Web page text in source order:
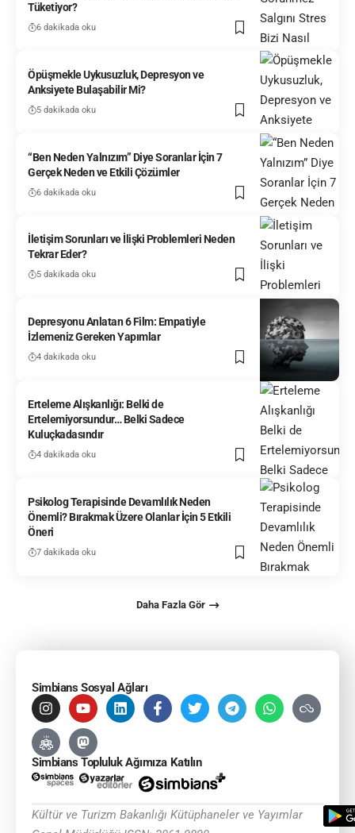
Tüketiyor?
6 dakikada oku
Öpüşmekle Uykusuzluk, Depresyon ve
Anksiyete Bulaşabilir Mi?
5 dakikada oku
“Ben Neden Yalnızım” Diye Soranlar İçin 7
Gerçek Neden ve Etkili Çözümler
6 dakikada oku
İletişim Sorunları ve İlişki Problemleri Neden
Tekrar Eder?
5 dakikada oku
Depresyonu Anlatan 6 Film: Empatiyle
İzlemeniz Gereken Yapımlar
4 dakikada oku
Erteleme Alışkanlığı: Belki de
Ertelemiyorsundur… Belki Sadece
Kuluçkadasındır
4 dakikada oku
Psikolog Terapisinde Devamlılık Neden
Önemli? Bırakmak Üzere Olanlar İçin 5 Etkili
Öneri
7 dakikada oku
Daha Fazla Gör
Simbians Sosyal Ağları
Simbians Topluluk Ağımıza Katılın
Kültür ve Turizm Bakanlığı Kütüphaneler ve Yayımlar